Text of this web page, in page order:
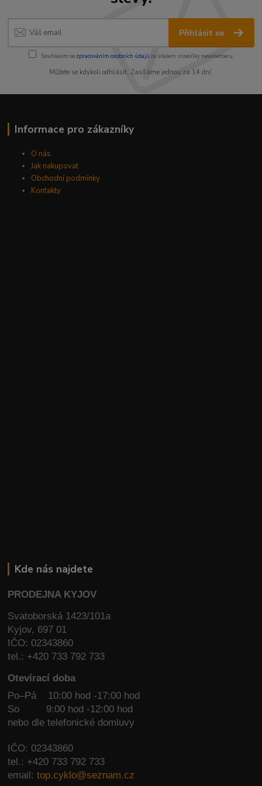
Přihlásit se
Souhlasím se zpracováním osobních údajůza účelem rozesílky newsletteru.
Můžete se kdykoli odhlásit. Zasíláme jednou za 14 dní.
Informace pro zákazníky
O nás
Jak nakupovat
Obchodní podmínky
Kontakty
Kde nás najdete
PRODEJNA KYJOV
Svatoborská 1423/101a
Kyjov, 697 01
IČO: 02343860
tel.: +420 733 792 733
Otevírací doba
Po–Pá 10:00 hod -17:00 hod
So
9:00 hod -12:00 hod
nebo dle telefonické domluvy
IČO: 02343860
tel.: +420 733 792 733
email:top.cyklo@seznam.cz